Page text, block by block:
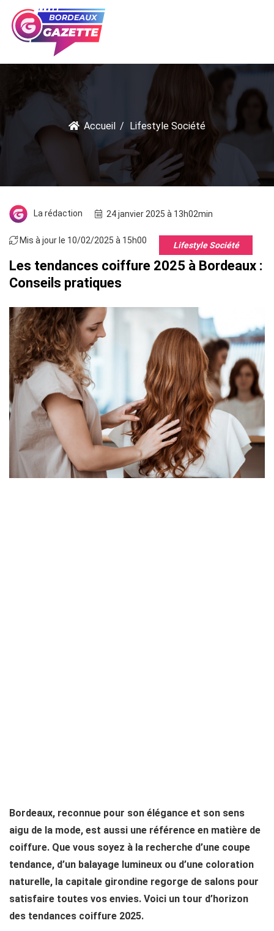
Accueil Lifestyle Société
La rédaction 24 janvier 2025 à 13h02min
Mis à jour le 10/02/2025 à 15h00 Lifestyle Société
Les tendances coiffure 2025 à Bordeaux :
Conseils pratiques
Bordeaux, reconnue pour son élégance et son sens
aigu de la mode, est aussi une référence en matière de
coiffure. Que vous soyez à la recherche d’une coupe
tendance, d’un balayage lumineux ou d’une coloration
naturelle, la capitale girondine regorge de salons pour
satisfaire toutes vos envies. Voici un tour d’horizon
des tendances coiffure 2025.